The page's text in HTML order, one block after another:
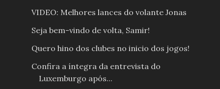
VIDEO: Melhores lances do volante Jonas
Seja bem-vindo de volta, Samir!
Quero hino dos clubes no inicio dos jogos!
Confira a íntegra da entrevista do
Luxemburgo após...